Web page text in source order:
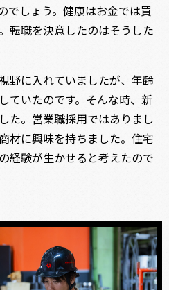
でしょう。健康はお金では買
転職を決意したのはそうした
野に入れていましたが、年齢
ていたのです。そんな時、新
た。営業職採用ではありまし
材に興味を持ちました。住宅
経験が生かせると考えたので